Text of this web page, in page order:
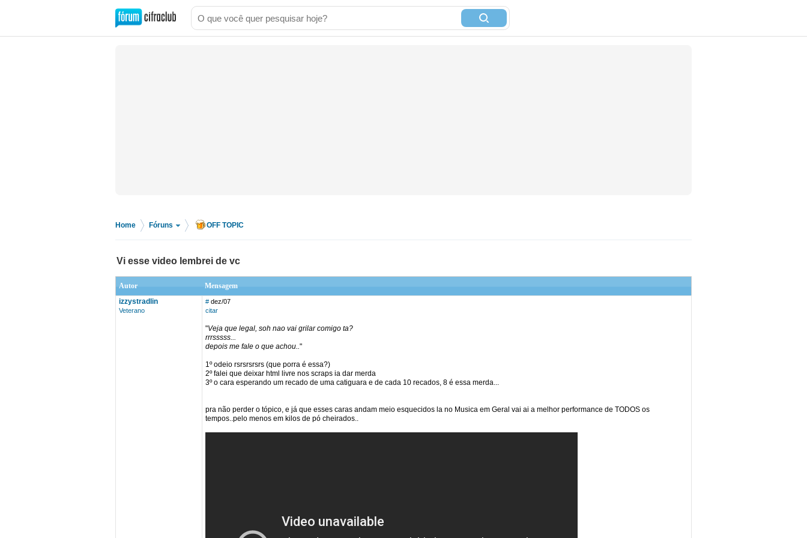
Home Fóruns OFF TOPIC
Vi esse video lembrei de vc
Autor
Mensagem
izzystradlin
Veterano
# dez/07
citar
"Veja que legal, soh nao vai grilar comigo ta?
rrrsssss...
depois me fale o que achou.."
1º odeio rsrsrsrsrs (que porra é essa?)
2º falei que deixar html livre nos scraps ia dar merda
3º o cara esperando um recado de uma catiguara e de cada 10 recados, 8 é essa merda...
pra não perder o tópico, e já que esses caras andam meio esquecidos la no Musica em Geral vai ai a melhor performance de TODOS os
tempos..pelo menos em kilos de pó cheirados..